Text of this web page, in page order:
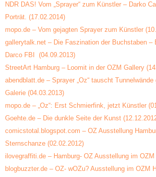
NDR DAS! Vom „Sprayer“ zum Künstler – Darko
Porträt. (17.02.2014)
mopo.de – Vom gejagten Sprayer zum Künstler
gallerytalk.net – Die Faszination der Buchstaben –
Darco FBI
(04.09.2013)
StreetArt Hamburg – Loomit in der OZM Gallery
abendblatt.de – Sprayer „Oz“ tauscht Tunnelwände
Galerie (04.03.2013)
mopo.de – „Oz“: Erst Schmierfink, jetzt Künstler
Goehte.de – Die dunkle Seite der Kunst
comicstotal.blogspot.com – OZ Ausstellung
Sternschanze (02.02.2012)
ilovegraffiti.de – Hamburg- OZ Ausstellung im OZM
blogbuzzter.de – OZ- wOZu? Ausstellung im OZM